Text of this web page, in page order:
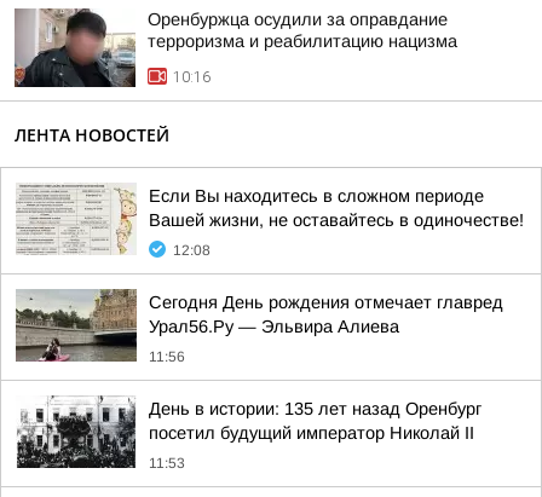
Оренбуржца осудили за оправдание
терроризма и реабилитацию нацизма
10:16
ЛЕНТА НОВОСТЕЙ
Если Вы находитесь в сложном периоде
Вашей жизни, не оставайтесь в одиночестве!
12:08
Сегодня День рождения отмечает главред
Урал56.Ру — Эльвира Алиева
11:56
День в истории: 135 лет назад Оренбург
посетил будущий император Николай II
11:53